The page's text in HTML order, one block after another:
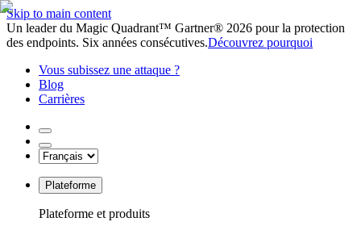
Skip to main content
Un leader du Magic Quadrant™ Gartner® 2026 pour la protection
des endpoints. Six années consécutives.Découvrez pourquoi
Vous subissez une attaque ?
Blog
Carrières
Plateforme
Plateforme et produits